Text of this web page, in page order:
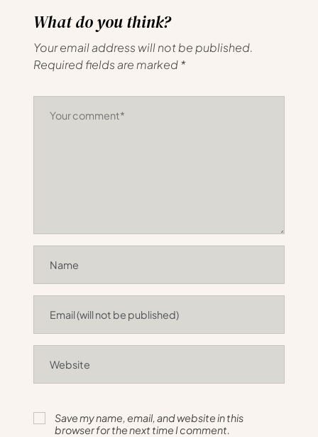
What do you think?
Your email address will not be published.
Required fields are marked*
Save my name, email, and website in this
browser for the next time I comment.